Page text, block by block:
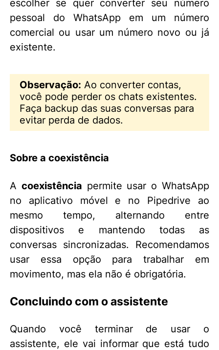
escolher se quer converter seu número
pessoal do WhatsApp em um número
comercial ou usar um número novo ou já
existente.
Observação: Ao converter contas,
você pode perder os chats existentes.
Faça backup das suas conversas para
evitar perda de dados.
Sobre a coexistência
A coexistência permite usar o WhatsApp
no aplicativo móvel e no Pipedrive ao
mesmo tempo, alternando entre
dispositivos e mantendo todas as
conversas sincronizadas. Recomendamos
usar essa opção para trabalhar em
movimento, mas ela não é obrigatória.
Concluindo com o assistente
Quando você terminar de usar o
assistente, ele vai informar que está tudo